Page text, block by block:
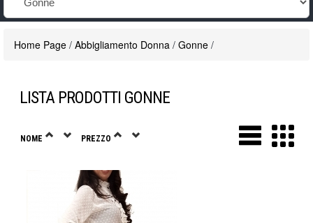
Home Page / Abbigliamento Donna / Gonne /
LISTA PRODOTTI GONNE
NOME PREZZO